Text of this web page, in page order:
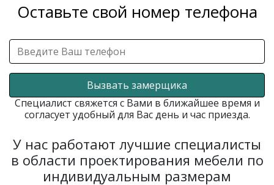
Оставьте свой номер телефона
Вызвать замерщика
Специалист свяжется с Вами в ближайшее время и
согласует удобный для Вас день и час приезда.
У нас работают лучшие специалисты
в области проектирования мебели по
индивидуальным размерам